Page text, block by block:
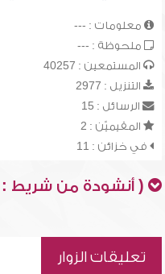
معلومات : ---
ملحوظة : ---
المستمعين : 40257
التنزيل : 2977
الرسائل : 15
المقيميّن : 2
في خزائن : 11
( أنشودة من شريط :
تعليقات الزوار